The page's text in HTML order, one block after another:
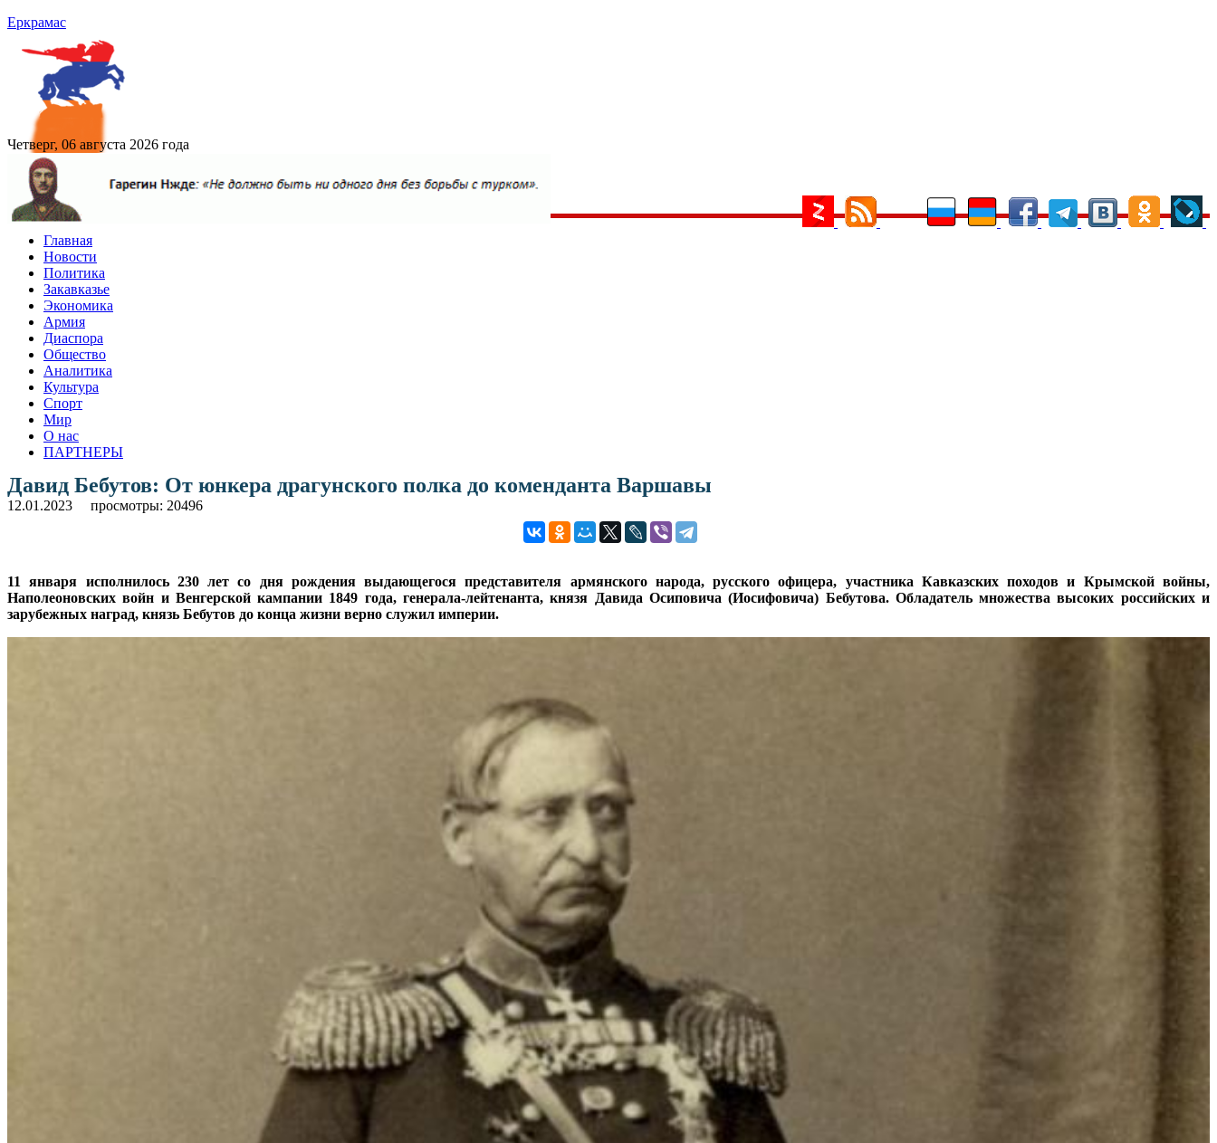
Еркрамас
Четверг, 06 августа 2026 года
Главная
Новости
Политика
Закавказье
Экономика
Армия
Диаспора
Общество
Аналитика
Культура
Спорт
Мир
О нас
ПАРТНЕРЫ
Давид Бебутов: От юнкера драгунского полка до коменданта Варшавы
12.01.2023 просмотры: 20496
11 января исполнилось 230 лет со дня рождения выдающегося представителя армянского народа, русского офицера, участника Кавказских походов и Крымской войны,
Наполеоновских войн и Венгерской кампании 1849 года, генерала-лейтенанта, князя Давида Осиповича (Иосифовича) Бебутова. Обладатель множества высоких российских и
зарубежных наград, князь Бебутов до конца жизни верно служил империи.